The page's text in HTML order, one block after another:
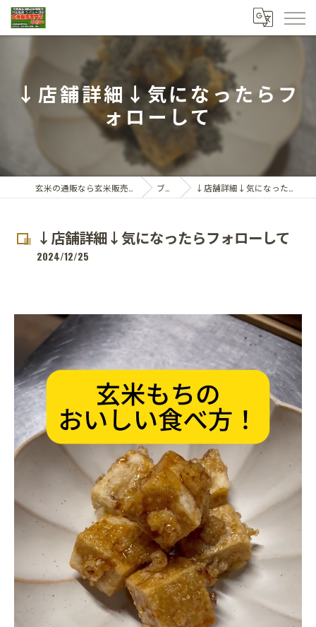
↓店舗詳細↓気になったらフ
ォローして
ブログ ↓店舗詳細↓気になったらフォローして
↓店舗詳細↓気になったらフォローして
2024/12/25